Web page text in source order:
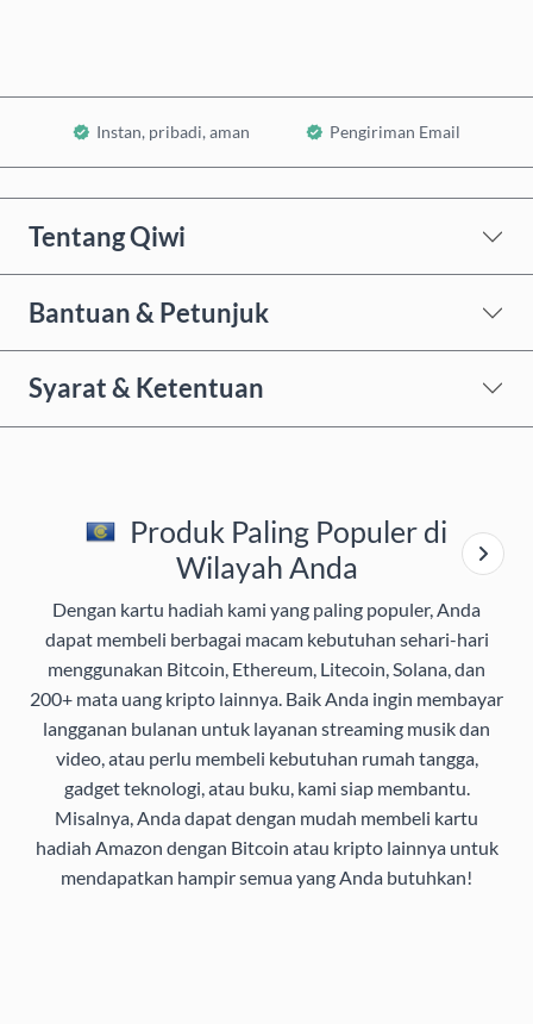
Instan, pribadi, aman Pengiriman Email
Tentang Qiwi
Bantuan & Petunjuk
Syarat & Ketentuan
Produk Paling Populer di
Wilayah Anda
Dengan kartu hadiah kami yang paling populer, Anda
dapat membeli berbagai macam kebutuhan sehari-hari
menggunakan Bitcoin, Ethereum, Litecoin, Solana, dan
200+ mata uang kripto lainnya. Baik Anda ingin membayar
langganan bulanan untuk layanan streaming musik dan
video, atau perlu membeli kebutuhan rumah tangga,
gadget teknologi, atau buku, kami siap membantu.
Misalnya, Anda dapat dengan mudah membeli kartu
hadiah Amazon dengan Bitcoin atau kripto lainnya untuk
mendapatkan hampir semua yang Anda butuhkan!